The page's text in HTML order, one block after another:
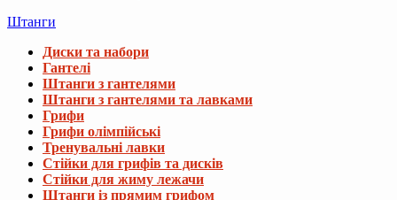
Штанги
Диски та набори
Гантелі
Штанги з гантелями
Штанги з гантелями та лавками
Грифи
Грифи олімпійські
Тренувальні лавки
Стійки для грифів та дисків
Стійки для жиму лежачи
Штанги із прямим грифом